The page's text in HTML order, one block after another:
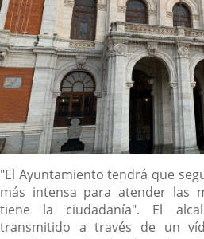
Descripción
"El Ayuntamiento tendrá que
más intensa para atender las
tiene la ciudadanía". El
transmitido a través de un